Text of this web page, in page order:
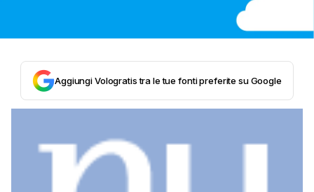
Aggiungi Vologratis tra le tue fonti preferite su Google